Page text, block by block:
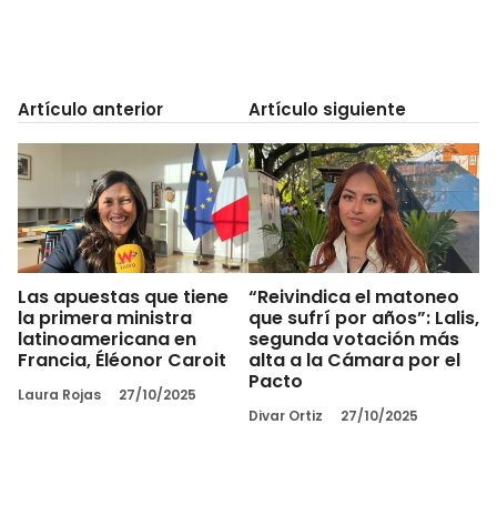
Artículo anterior
Las apuestas que tiene
la primera ministra
latinoamericana en
Francia, Éléonor Caroit
Laura Rojas 27/10/2025
Artículo siguiente
“Reivindica el matoneo
que sufrí por años”: Lalis,
segunda votación más
alta a la Cámara por el
Pacto
Divar Ortiz 27/10/2025